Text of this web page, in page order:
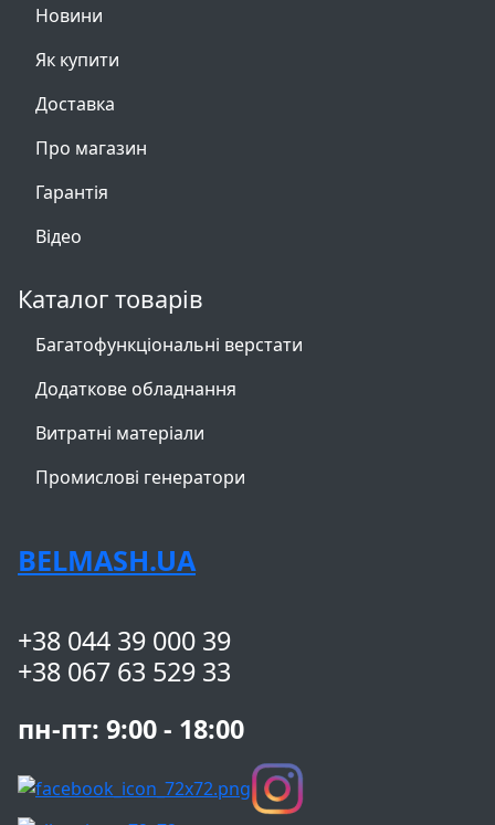
Новини
Як купити
Доставка
Про магазин
Гарантія
Відео
Каталог товарів
Багатофункціональні верстати
Додаткове обладнання
Витратні матеріали
Промислові генератори
BELMASH.UA
+38 044 39 000 39
+38 067 63 529 33
пн-пт: 9:00 - 18:00